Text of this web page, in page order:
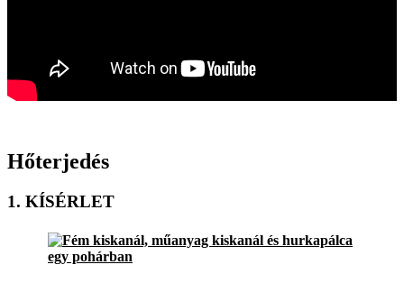
Hőterjedés
1. KÍSÉRLET